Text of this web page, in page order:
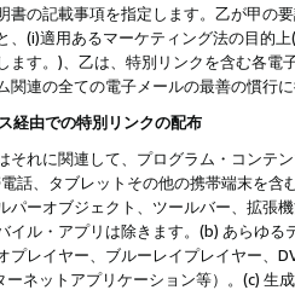
書の記載事項を指定します。乙が甲の
、(i)適用あるマーケティング法の目的
ます。)、乙は、特別リンクを含む各
関連の全ての電子メールの最善の慣行
経由での特別リンクの配布
それに関連して、プログラム・コンテ
話、タブレットその他の携帯端末を
パーオブジェクト、ツールバー、拡張
イル・アプリは除きます。(b) あらゆ
プレイヤー、ブルーレイプレイヤー、
ーネットアプリケーション等）。(c)